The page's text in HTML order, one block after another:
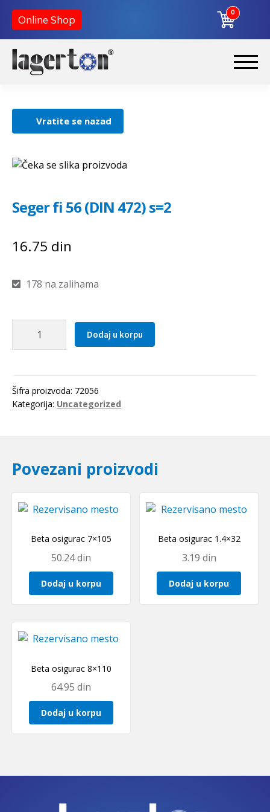
Online Shop
0
Početna
O nama
Kontakt
Vratite se nazad
Seger fi 56 (DIN 472) s=2
16.75 din
178 na zalihama
472)
s=2
Dodaj u korpu
Šifra proizvoda: 72056
Kategorija: Uncategorized
Povezani proizvodi
Beta osigurac 7×105
50.24din
Dodaj u korpu
Beta osigurac 1.4×32
3.19 din
Dodaj u korpu
Beta osigurac 8×110
64.95 din
Dodaj u korpu